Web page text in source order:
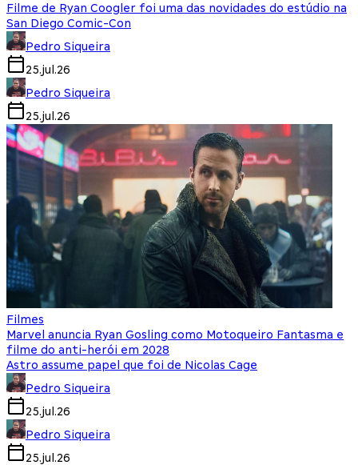
Filme de Ryan Coogler foi uma das novidades do estúdio na
San Diego Comic-Con
Pedro Siqueira
25.jul.26
Pedro Siqueira
25.jul.26
Filmes
Marvel anuncia Ryan Gosling como Motoqueiro Fantasma e
filme do anti-herói em 2028
Astro assume papel que foi de Nicolas Cage
Pedro Siqueira
25.jul.26
Pedro Siqueira
25.jul.26